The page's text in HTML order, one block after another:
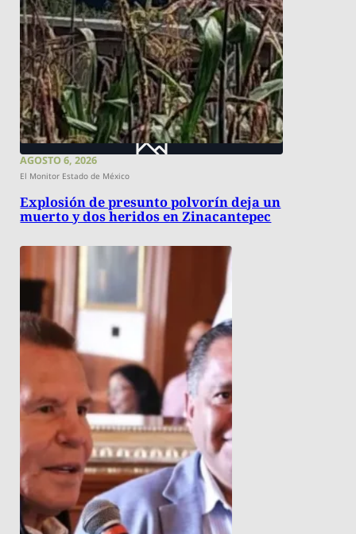
AGOSTO 6, 2026
El Monitor Estado de México
Explosión de presunto polvorín deja un
muerto y dos heridos en Zinacantepec